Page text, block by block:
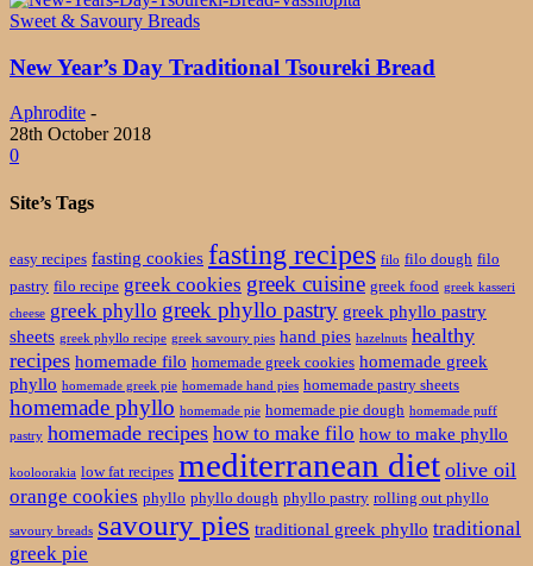
Sweet & Savoury Breads
New Year’s Day Traditional Tsoureki Bread
Aphrodite -
28th October 2018
0
Site’s Tags
easy recipes fasting cookies fasting recipes filo filo dough filo
pastry filo recipe greek cookies greek cuisine greek food greek kasseri
cheese greek phyllo greek phyllo pastry greek phyllo pastry
sheets greek phyllo recipe greek savoury pies hand pies hazelnuts healthy
recipes homemade filo homemade greek cookies homemade greek
phyllo homemade greek pie homemade hand pies homemade pastry sheets
homemade phyllo homemade pie homemade pie dough homemade puff
pastry homemade recipes how to make filo how to make phyllo
kooloorakia low fat recipes mediterranean diet olive oil
orange cookies phyllo phyllo dough phyllo pastry rolling out phyllo
savoury breads savoury pies traditional greek phyllo traditional
greek pie